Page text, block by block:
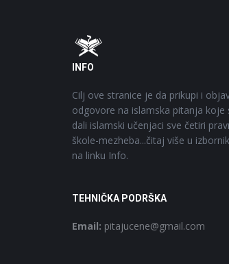
Footer
INFO
Cilj ove stranice je da prikupi i
odgovore na islamska pitanja koje
dali islamski učenjaci sve četiri
škole-mezheba...čitaj više u
na linku Info.
TEHNIČKA PODRŠKA
Email: pitajucene@gmail.com